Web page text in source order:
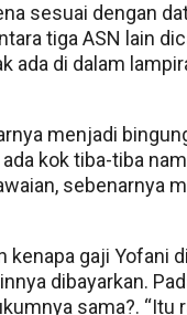
sesuai dengan
tiga ASN lain
ada di dalam
menjadi
kok tiba-tiba
sebenarnya
kenapa gaji Yofani
dibayarkan.
sama?. “Itu